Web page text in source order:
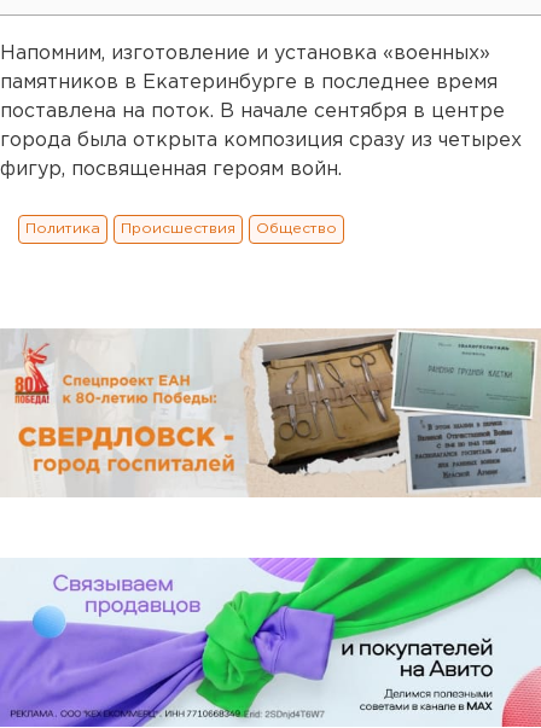
Напомним, изготовление и установка «военных»
памятников в Екатеринбурге в последнее время
поставлена на поток. В начале сентября в центре
города была открыта композиция сразу из четырех
фигур, посвященная героям войн.
Политика Происшествия Общество